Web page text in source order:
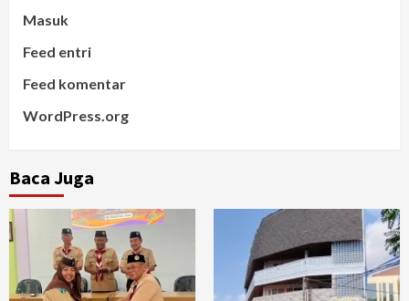
Masuk
Feed entri
Feed komentar
WordPress.org
Baca Juga